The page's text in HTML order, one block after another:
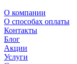
О компании
О способах оплаты
Контакты
Блог
Акции
Услуги